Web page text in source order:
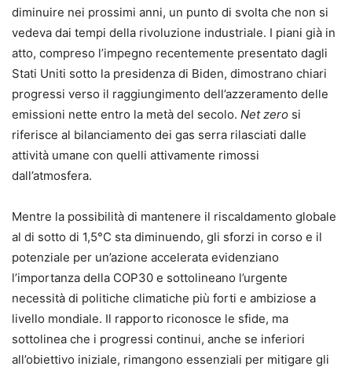
diminuire nei prossimi anni, un punto di svolta che non si
vedeva dai tempi della rivoluzione industriale. I piani già in
atto, compreso l’impegno recentemente presentato dagli
Stati Uniti sotto la presidenza di Biden, dimostrano chiari
progressi verso il raggiungimento dell’azzeramento delle
emissioni nette entro la metà del secolo. Net zero si
riferisce al bilanciamento dei gas serra rilasciati dalle
attività umane con quelli attivamente rimossi
dall’atmosfera.
Mentre la possibilità di mantenere il riscaldamento globale
al di sotto di 1,5°C sta diminuendo, gli sforzi in corso e il
potenziale per un’azione accelerata evidenziano
l’importanza della COP30 e sottolineano l’urgente
necessità di politiche climatiche più forti e ambiziose a
livello mondiale. Il rapporto riconosce le sfide, ma
sottolinea che i progressi continui, anche se inferiori
all’obiettivo iniziale, rimangono essenziali per mitigare gli